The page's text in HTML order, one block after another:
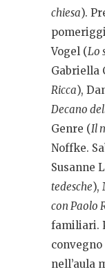
chiesa).
Vogel (Lo
Gabriella
Ricca),
Decano
Genre (Il
Noffke.
Susanne
tedesche),
con Paolo
familiari.
nell’aula